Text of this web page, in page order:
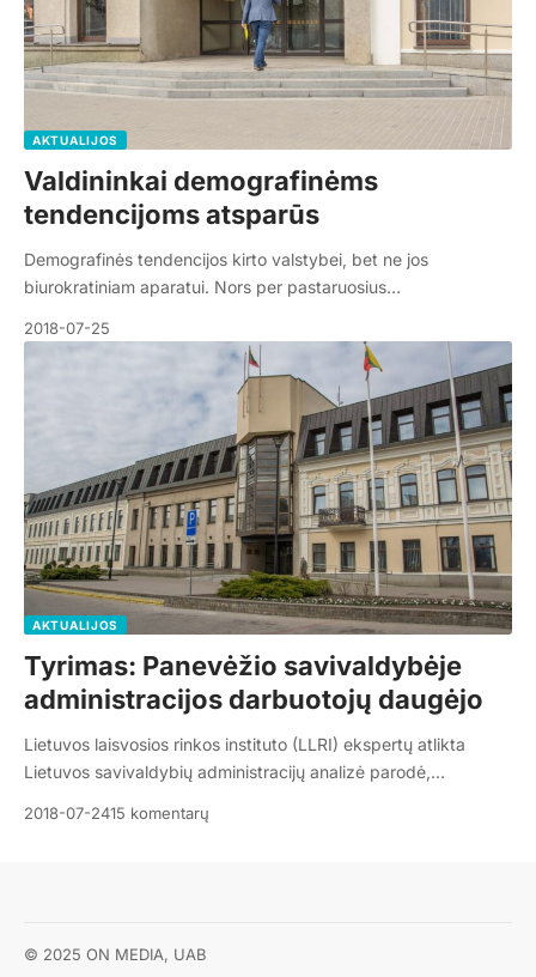
AKTUALIJOS
Valdininkai demografinėms
tendencijoms atsparūs
Demografinės tendencijos kirto valstybei, bet ne jos
biurokratiniam aparatui. Nors per pastaruosius…
2018-07-25
AKTUALIJOS
Tyrimas: Panevėžio savivaldybėje
administracijos darbuotojų daugėjo
Lietuvos laisvosios rinkos instituto (LLRI) ekspertų atlikta
Lietuvos savivaldybių administracijų analizė parodė,…
2018-07-2415 komentarų
© 2025 ON MEDIA, UAB